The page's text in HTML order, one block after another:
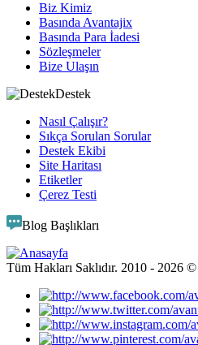
Biz Kimiz
Basında Avantajix
Basında Para İadesi
Sözleşmeler
Bize Ulaşın
Destek
Nasıl Çalışır?
Sıkça Sorulan Sorular
Destek Ekibi
Site Haritası
Etiketler
Çerez Testi
Blog Başlıkları
Tüm Hakları Saklıdır. 2010 - 2026 ©